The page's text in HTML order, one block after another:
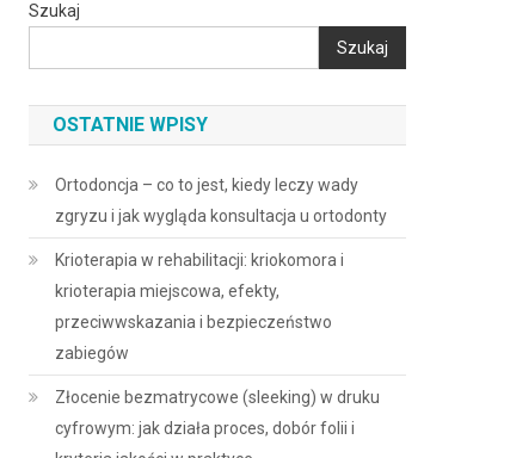
Szukaj
Szukaj
OSTATNIE WPISY
Ortodoncja – co to jest, kiedy leczy wady
zgryzu i jak wygląda konsultacja u ortodonty
Krioterapia w rehabilitacji: kriokomora i
krioterapia miejscowa, efekty,
przeciwwskazania i bezpieczeństwo
zabiegów
Złocenie bezmatrycowe (sleeking) w druku
cyfrowym: jak działa proces, dobór folii i